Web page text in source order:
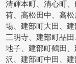
清輝本町、清心町
荷、高松田中、高
場、建部町大田、
三明寺、建部町品
地子、建部町鶴田
沢、建部町中田、